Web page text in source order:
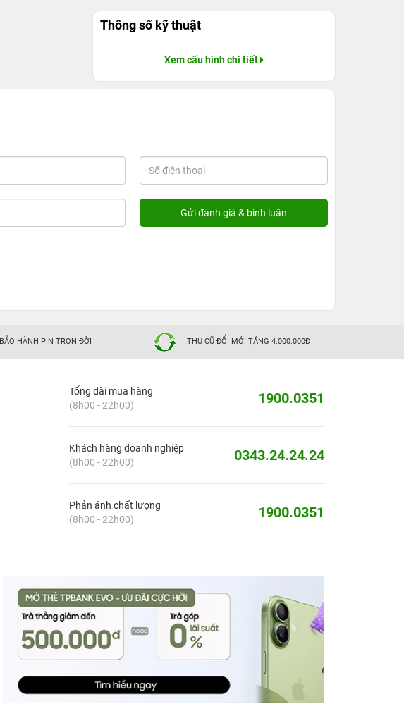
Thông số kỹ thuật
Xem cấu hình chi tiết
BẢO HÀNH PIN TRỌN ĐỜI THU CŨ ĐỔI MỚI TẶNG 4.000.000Đ
Tổng đài mua hàng
(8h00 - 22h00)
1900.0351
Khách hàng doanh nghiệp
(8h00 - 22h00)
0343.24.24.24
Phản ánh chất lượng
(8h00 - 22h00)
1900.0351